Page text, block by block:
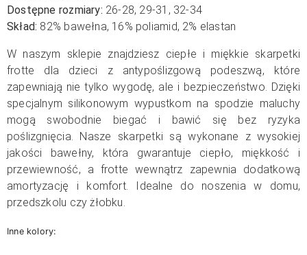
Dostępne rozmiary: 26-28, 29-31, 32-34
Skład: 82% bawełna, 16% poliamid, 2% elastan
W naszym sklepie znajdziesz ciepłe i miękkie skarpetki
frotte dla dzieci z antypoślizgową podeszwą, które
zapewniają nie tylko wygodę, ale i bezpieczeństwo. Dzięki
specjalnym silikonowym wypustkom na spodzie maluchy
mogą swobodnie biegać i bawić się bez ryzyka
poślizgnięcia. Nasze skarpetki są wykonane z wysokiej
jakości bawełny, która gwarantuje ciepło, miękkość i
przewiewność, a frotte wewnątrz zapewnia dodatkową
amortyzację i komfort. Idealne do noszenia w domu,
przedszkolu czy żłobku.
Inne kolory: